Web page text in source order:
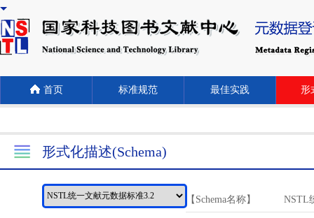
首页 标准规范 最佳实践 形
形式化描述(Schema)
【Schema名称】 NSTL